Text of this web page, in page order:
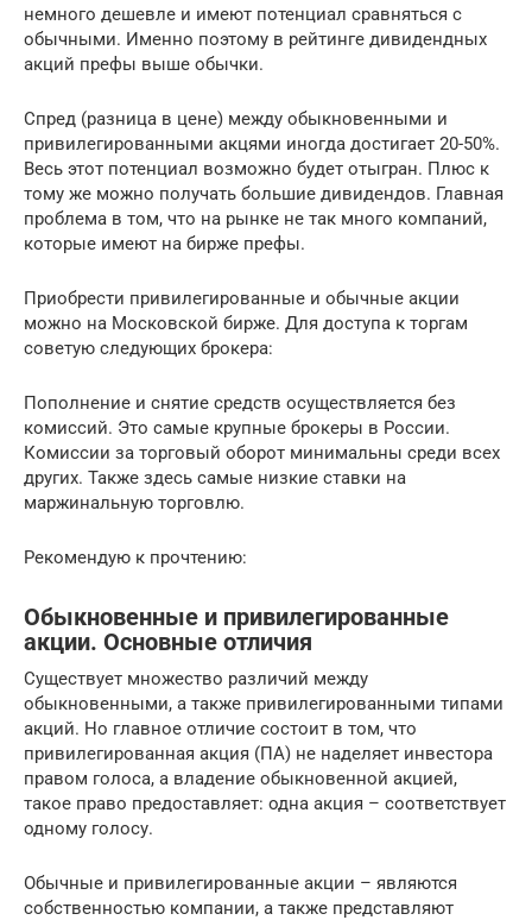
немного дешевле и имеют потенциал сравняться с
обычными. Именно поэтому в рейтинге дивидендных
акций префы выше обычки.
Спред (разница в цене) между обыкновенными и
привилегированными акцями иногда достигает 20-50%.
Весь этот потенциал возможно будет отыгран. Плюс к
тому же можно получать большие дивидендов. Главная
проблема в том, что на рынке не так много компаний,
которые имеют на бирже префы.
Приобрести привилегированные и обычные акции
можно на Московской бирже. Для доступа к торгам
советую следующих брокера:
Пополнение и снятие средств осуществляется без
комиссий. Это самые крупные брокеры в России.
Комиссии за торговый оборот минимальны среди всех
других. Также здесь самые низкие ставки на
маржинальную торговлю.
Рекомендую к прочтению:
Обыкновенные и привилегированные
акции. Основные отличия
Существует множество различий между
обыкновенными, а также привилегированными типами
акций. Но главное отличие состоит в том, что
привилегированная акция (ПА) не наделяет инвестора
правом голоса, а владение обыкновенной акцией,
такое право предоставляет: одна акция – соответствует
одному голосу.
Обычные и привилегированные акции – являются
собственностью компании, а также представляют